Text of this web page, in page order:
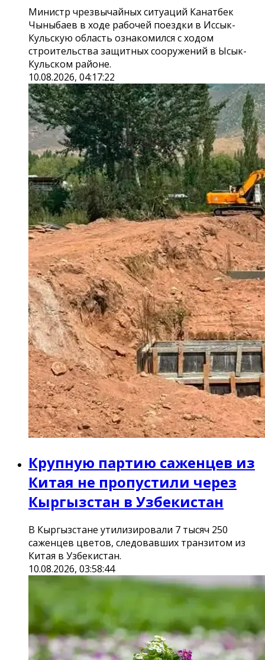
Министр чрезвычайных ситуаций Канатбек
Чыныбаев в ходе рабочей поездки в Иссык-
Кульскую область ознакомился с ходом
строительства защитных сооружений в Ысык-
Кульском районе.
10.08.2026, 04:17:22
Крупную партию саженцев из
Китая не пропустили через
Кыргызстан в Узбекистан
В Кыргызстане утилизировали 7 тысяч 250
саженцев цветов, следовавших транзитом из
Китая в Узбекистан.
10.08.2026, 03:58:44